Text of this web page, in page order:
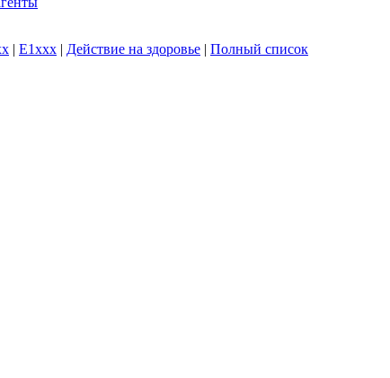
| E1xхх | Действие на здоровье | Полный список